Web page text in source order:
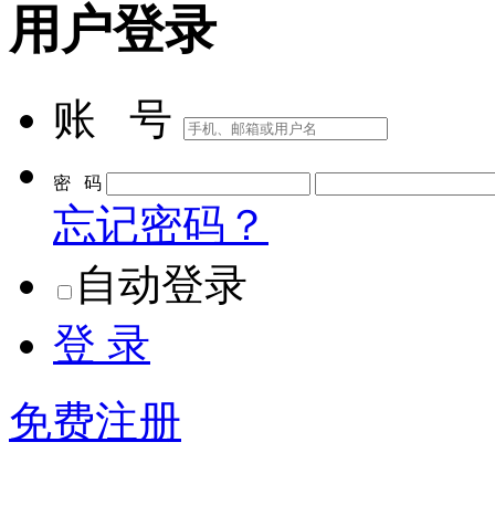
用户登录
账 号
密 码
忘记密码？
自动登录
登 录
免费注册